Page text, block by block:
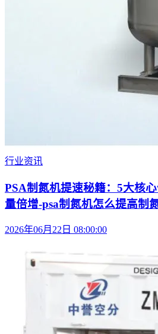
行业资讯
PSA制氮机提速秘籍：5大核
量倍增-psa制氮机怎么提高制
2026年06月22日 08:00:00